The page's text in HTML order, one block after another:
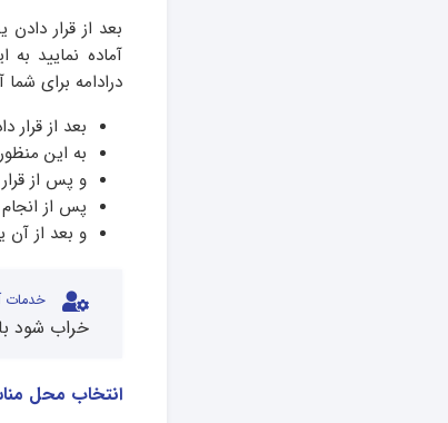
بعد از قرار
آماده نمایید
درادامه برای شما
بعد از
به این
و پس از
پس از
و بعد از آن
خدمات
خراب شود
انتخاب محل